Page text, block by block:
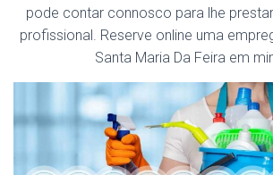
pode contar connosco para lhe
profissional. Reserve online uma
Santa Maria Da Feira em